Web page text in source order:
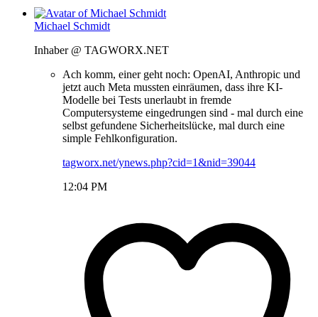
Michael Schmidt
Inhaber @ TAGWORX.NET
Ach komm, einer geht noch: OpenAI, Anthropic und
jetzt auch Meta mussten einräumen, dass ihre KI-
Modelle bei Tests unerlaubt in fremde
Computersysteme eingedrungen sind - mal durch eine
selbst gefundene Sicherheitslücke, mal durch eine
simple Fehlkonfiguration.
tagworx.net/ynews.php?cid=1&nid=39044
12:04 PM